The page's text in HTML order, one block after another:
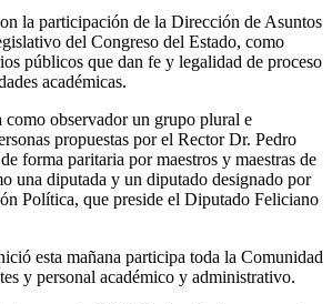
la participación de la Dirección de Asuntos
del Congreso del Estado, como
públicos que dan fe y legalidad de proceso
académicas.
como observador un grupo plural e
propuestas por el Rector Dr. Pedro
forma paritaria por maestros y maestras de
una diputada y un diputado designado por
Política, que preside el Diputado Feliciano
esta mañana participa toda la Comunidad
y personal académico y administrativo.